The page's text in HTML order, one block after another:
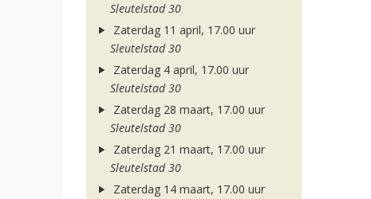
Sleutelstad 30
Zaterdag 11 april, 17.00 uur
Sleutelstad 30
Zaterdag 4 april, 17.00 uur
Sleutelstad 30
Zaterdag 28 maart, 17.00 uur
Sleutelstad 30
Zaterdag 21 maart, 17.00 uur
Sleutelstad 30
Zaterdag 14 maart, 17.00 uur